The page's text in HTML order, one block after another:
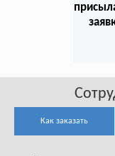
Как заказать